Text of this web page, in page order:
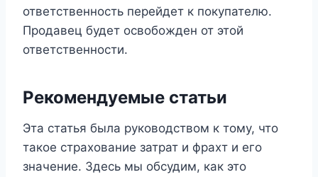
ответственность перейдет к покупателю.
Продавец будет освобожден от этой
ответственности.
Рекомендуемые статьи
Эта статья была руководством к тому, что
такое страхование затрат и фрахт и его
значение. Здесь мы обсудим, как это